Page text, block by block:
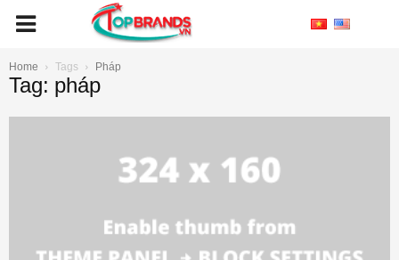
Home Tags Pháp
Tag: pháp